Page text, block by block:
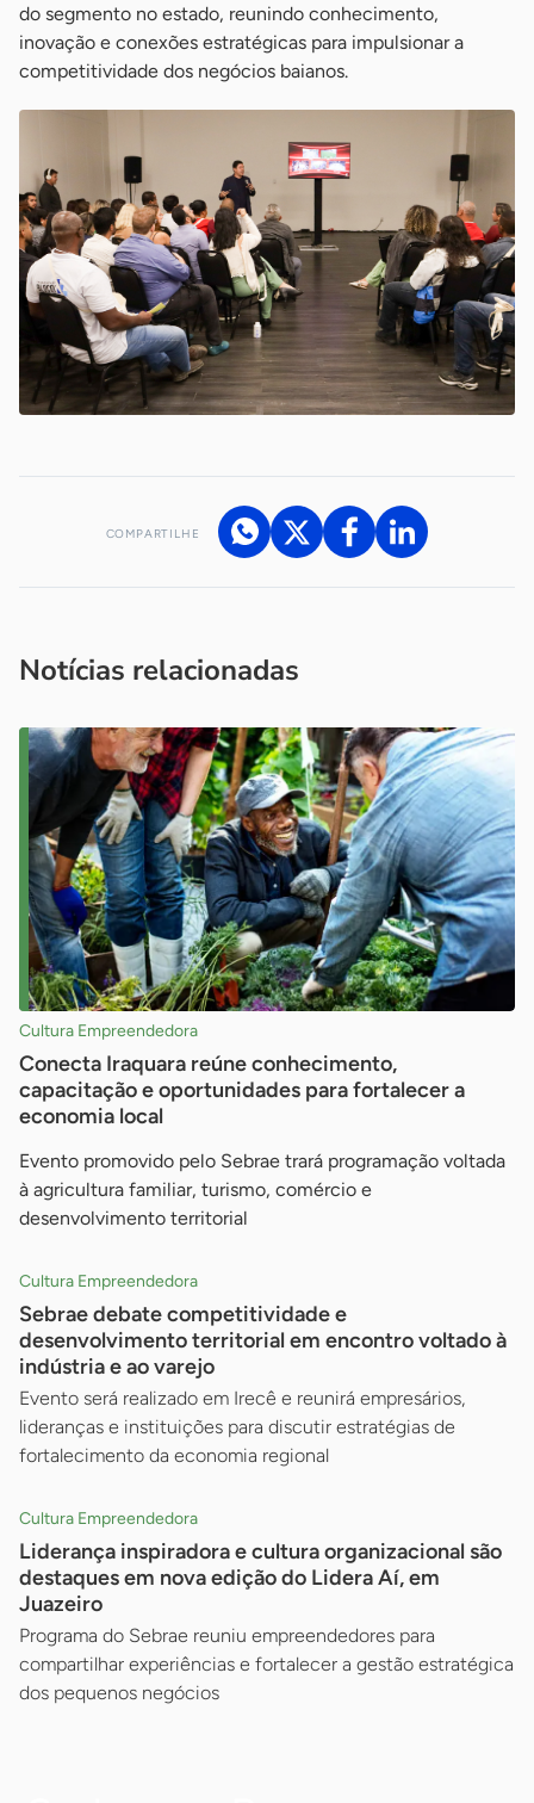
do segmento no estado, reunindo conhecimento,
inovação e conexões estratégicas para impulsionar a
competitividade dos negócios baianos.
COMPARTILHE
Notícias relacionadas
Cultura Empreendedora
Conecta Iraquara reúne conhecimento,
capacitação e oportunidades para fortalecer a
economia local
Evento promovido pelo Sebrae trará programação voltada
à agricultura familiar, turismo, comércio e
desenvolvimento territorial
Cultura Empreendedora
Sebrae debate competitividade e
desenvolvimento territorial em encontro voltado à
indústria e ao varejo
Evento será realizado em Irecê e reunirá empresários,
lideranças e instituições para discutir estratégias de
fortalecimento da economia regional
Cultura Empreendedora
Liderança inspiradora e cultura organizacional são
destaques em nova edição do Lidera Aí, em
Juazeiro
Programa do Sebrae reuniu empreendedores para
compartilhar experiências e fortalecer a gestão estratégica
dos pequenos negócios